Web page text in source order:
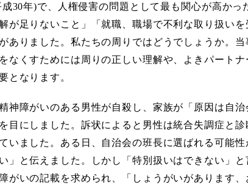
30年)で、人権侵害の問題として最も関心が高か
が足りないこと」「就職、職場で不利な取り扱い
ありました。私たちの周りではどうでしょうか。
なくすためには周りの正しい理解や、よきパート
となります。
神障がいのある男性が自殺し、家族が「原因は自
目にしました。訴状によると男性は統合失調症と
いました。ある日、自治会の班長に選ばれる可能
」と伝えました。しかし「特別扱いはできない」
がいの記載を求められ、「しょうがいがあります